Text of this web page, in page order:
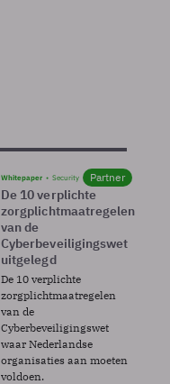
Whitepaper Security Partner
De 10 verplichte
zorgplichtmaatregelen
van de
Cyberbeveiligingswet
uitgelegd
De 10 verplichte
zorgplichtmaatregelen
van de
Cyberbeveiligingswet
waar Nederlandse
organisaties aan moeten
voldoen.